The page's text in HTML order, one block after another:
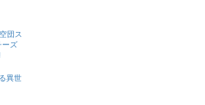
団ス
ーズ
異世